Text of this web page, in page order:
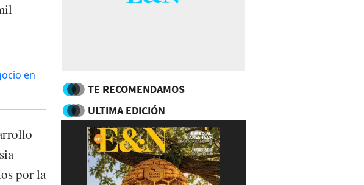
en
por la
TE RECOMENDAMOS
ULTIMA EDICIÓN